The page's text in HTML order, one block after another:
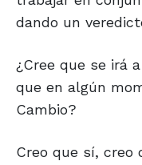
dando un
¿Cree que se irá
que en algún
Cambio?
Creo que sí, creo